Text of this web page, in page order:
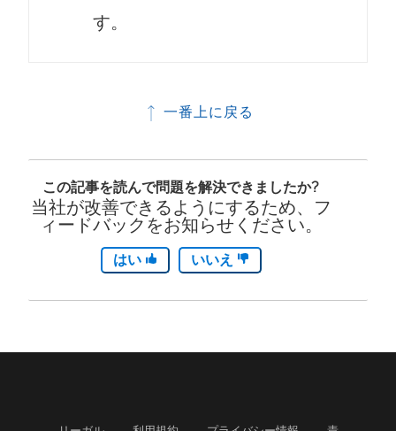
す。
一番上に戻る
この記事を読んで問題を解決できましたか?
当社が改善できるようにするため、フ
ィードバックをお知らせください。
はい いいえ